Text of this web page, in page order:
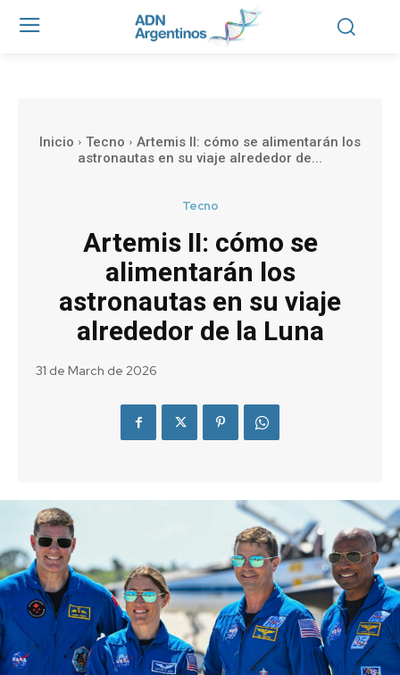
Inicio Tecno
Artemis II: cómo se alimentarán los
astronautas en su viaje alrededor de...
Tecno
Artemis II: cómo se
alimentarán los
astronautas en su viaje
alrededor de la Luna
31 de March de 2026